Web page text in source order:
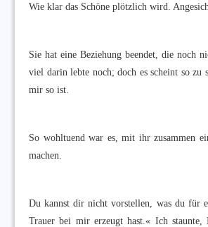
Wie klar das Schöne plötzlich wird.
Sie hat eine Beziehung beendet, die noch
viel darin lebte noch; doch es scheint so zu
mir so ist.
So wohltuend war es, mit ihr zusammen
machen.
Du kannst dir nicht vorstellen, was du für
Trauer bei mir erzeugt hast.« Ich staunte,